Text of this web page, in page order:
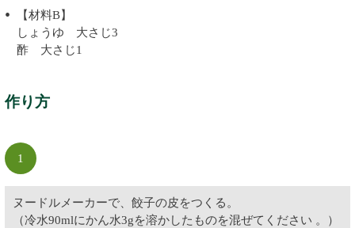
【材料B】
しょうゆ 大さじ3
酢 大さじ1
作り方
1
ヌードルメーカーで、餃子の皮をつくる。
（冷水90mlにかん水3gを溶かしたものを混ぜてください 。）